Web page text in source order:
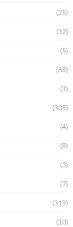
(25)
(32)
(5)
(68)
(3)
(305)
(4)
(8)
(3)
(7)
(319)
(10)